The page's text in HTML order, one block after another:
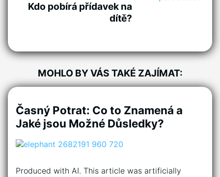
Kdo pobírá přídavek na
dítě?
MOHLO BY VÁS TAKÉ ZAJÍMAT:
Časný Potrat: Co to Znamená a
Jaké jsou Možné Důsledky?
Produced with AI. This article was artificially